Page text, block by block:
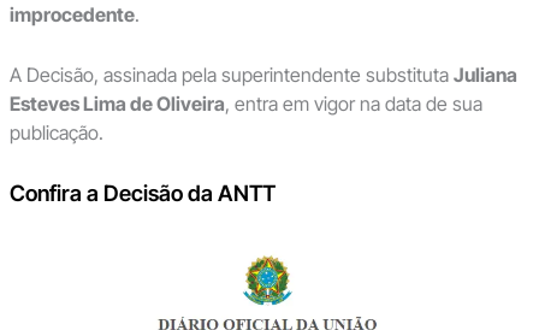
improcedente.
A Decisão, assinada pela superintendente substituta Juliana
Esteves Lima de Oliveira, entra em vigor na data de sua
publicação.
Confira a Decisão da ANTT